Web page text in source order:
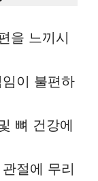
을 느끼시
이 불편하
뼈 건강에
절에 무리